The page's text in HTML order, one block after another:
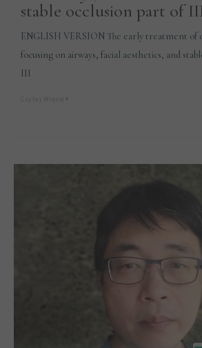
stable occlusion part of
ENGLISH VERSION The early treatment of
focusing on airways, facial aesthetics, and
III